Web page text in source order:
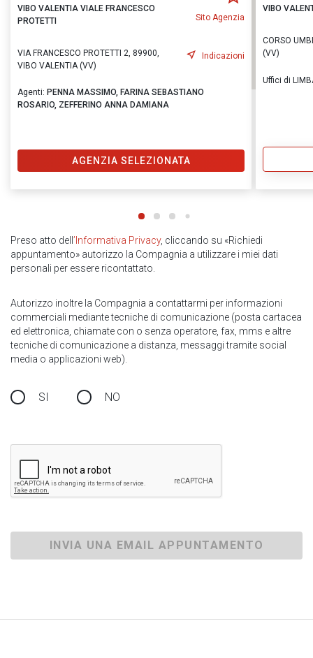
VIBO VALENTIA VIALE FRANCESCO
PROTETTI
Sito Agenzia
VIA FRANCESCO PROTETTI 2, 89900,
VIBO VALENTIA (VV)
Indicazioni
Agenti: PENNA MASSIMO, FARINA SEBASTIANO
ROSARIO, ZEFFERINO ANNA DAMIANA
AGENZIA SELEZIONATA
VIBO
CORSO
(VV)
Uffici di
Preso atto dell ’Informativa Privacy, cliccando su «Richiedi
appuntamento» autorizzo la Compagnia a utilizzare i miei dati
personali per essere ricontattato.
Autorizzo inoltre la Compagnia a contattarmi per informazioni
commerciali mediante tecniche di comunicazione (posta cartacea
ed elettronica, chiamate con o senza operatore, fax, mms e altre
tecniche di comunicazione a distanza, messaggi tramite social
media o applicazioni web).
SI NO
INVIA UNA EMAIL APPUNTAMENTO